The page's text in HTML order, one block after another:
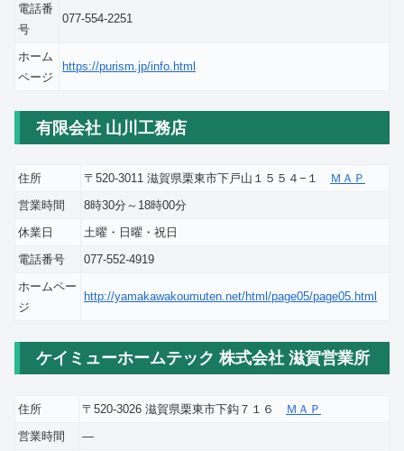
電話番
号
077-554-2251
ホーム
ページ
https://purism.jp/info.html
有限会社 山川工務店
住所 〒520-3011 滋賀県栗東市下戸山１５５４−１
ＭＡＰ
営業時間
8時30分～18時00分
休業日
土曜・日曜・祝日
電話番号
077-552-4919
ホームペー
ジ
http://yamakawakoumuten.net/html/page05/page05.html
ケイミューホームテック 株式会社 滋賀営業所
住所 〒520-3026 滋賀県栗東市下鈎７１６
ＭＡＰ
営業時間
―